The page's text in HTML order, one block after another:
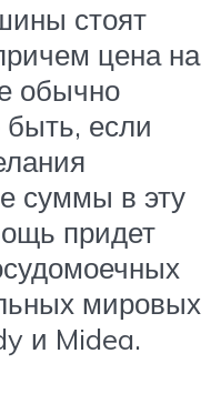
стоят
цена на
обычно
быть, если
суммы в эту
придет
мировых
и Midea.